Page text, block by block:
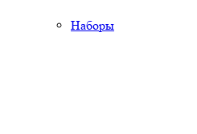
Наборы